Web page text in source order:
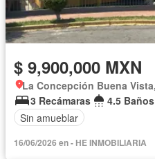
$ 9,900,000 MXN
3 Recámaras
4.5 Baños
Sin amueblar
16/06/2026 en - HE INMOBILIARIA